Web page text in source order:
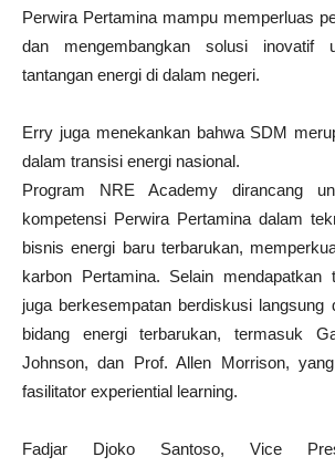
Perwira Pertamina mampu memperluas
dan mengembangkan solusi inovatif
tantangan energi di dalam negeri.
Erry juga menekankan bahwa SDM
dalam transisi energi nasional.
Program NRE Academy dirancang
kompetensi Perwira Pertamina dalam
bisnis energi baru terbarukan,
karbon Pertamina. Selain mendapatkan
juga berkesempatan berdiskusi langsung
bidang energi terbarukan, termasuk
Johnson, dan Prof. Allen Morrison,
fasilitator experiential learning.
Fadjar Djoko Santoso, Vice